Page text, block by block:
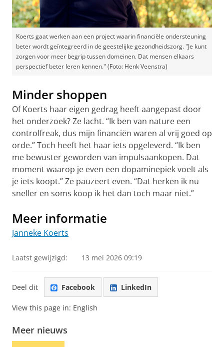
Koerts gaat werken aan een project waarin financiële ondersteuning
beter wordt geïntegreerd in de geestelijke gezondheidszorg. "Je kunt
zorgen voor meer begrip tussen domeinen. Dat mensen elkaars
perspectief beter leren kennen." (Foto: Henk Veenstra)
Minder shoppen
Of Koerts haar eigen gedrag heeft aangepast door
het onderzoek? Ze lacht. “Ik ben van nature een
controlfreak, dus mijn financiën waren al vrij goed op
orde.” Toch heeft het haar iets opgeleverd. “Ik ben
me bewuster geworden van impulsaankopen. Dat
moment waarop je even een dopaminepiek voelt als
je iets koopt.” Ze pauzeert even. “Dat herken ik nu
sneller en soms koop ik het dan toch maar niet.”
Meer informatie
Janneke Koerts
Laatst gewijzigd: 13 mei 2026 09:19
Deel dit Facebook LinkedIn
View this page in: English
Meer nieuws